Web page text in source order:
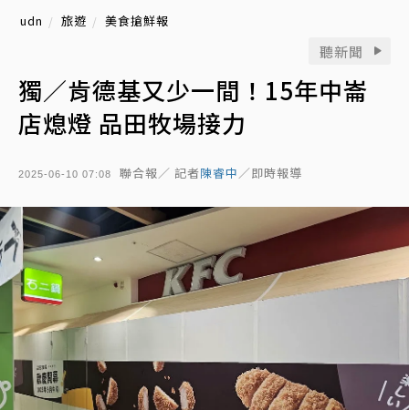
udn 旅遊 美食搶鮮報
聽新聞
獨／肯德基又少一間！15年中崙
店熄燈 品田牧場接力
2025-06-10 07:08 聯合報／ 記者陳睿中／即時報導